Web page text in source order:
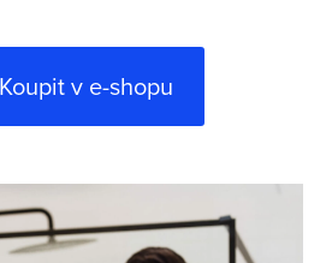
Koupit v e-shopu